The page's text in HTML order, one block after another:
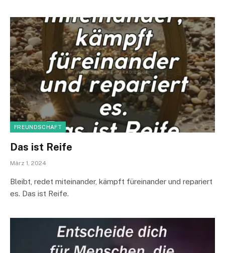
FREUNDSCHAFT
Das ist Reife
März 1, 2024
Bleibt, redet miteinander, kämpft füreinander und repariert
es. Das ist Reife.